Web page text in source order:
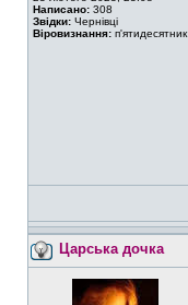
Написано: 308
Звідки: Чернівці
Віровизнання: п'ятидесятник
Царська дочка